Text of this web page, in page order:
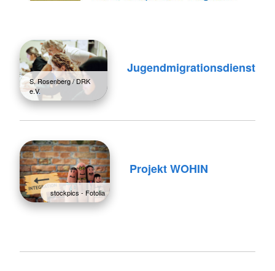
S. Rosenberg / DRK
e.V.
Jugendmigrationsdienst
stockpics - Fotolia
Projekt WOHIN